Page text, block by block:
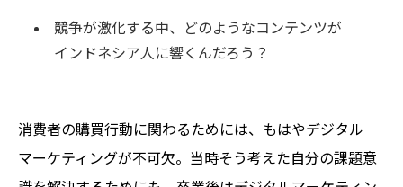
競争が激化する中、どのようなコンテンツが
インドネシア人に響くんだろう？
消費者の購買行動に関わるためには、もはやデジタル
マーケティングが不可欠。当時そう考えた自分の課題意